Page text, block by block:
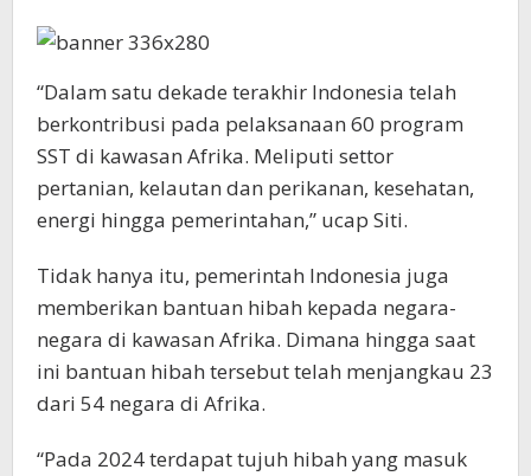
“Dalam satu dekade terakhir Indonesia telah
berkontribusi pada pelaksanaan 60 program
SST di kawasan Afrika. Meliputi settor
pertanian, kelautan dan perikanan, kesehatan,
energi hingga pemerintahan,” ucap Siti.
Tidak hanya itu, pemerintah Indonesia juga
memberikan bantuan hibah kepada negara-
negara di kawasan Afrika. Dimana hingga saat
ini bantuan hibah tersebut telah menjangkau 23
dari 54 negara di Afrika.
“Pada 2024 terdapat tujuh hibah yang masuk